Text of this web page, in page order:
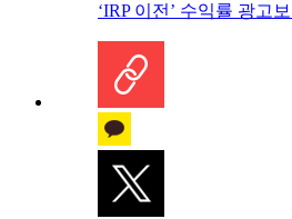
‘IRP 이전’ 수익률 광고